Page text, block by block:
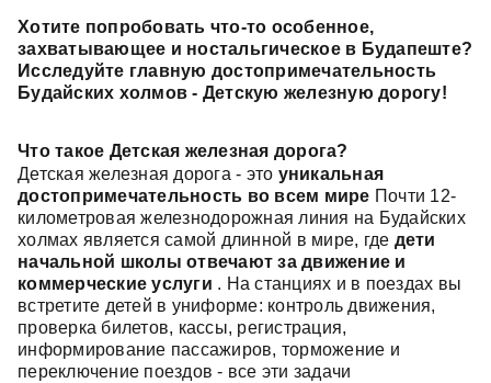
Хотите попробовать что-то особенное,
захватывающее и ностальгическое в Будапеште?
Исследуйте главную достопримечательность
Будайских холмов - Детскую железную дорогу!
Что такое Детская железная дорога?
Детская железная дорога - это уникальная
достопримечательность во всем мире Почти 12-
километровая железнодорожная линия на Будайских
холмах является самой длинной в мире, где дети
начальной школы отвечают за движение и
коммерческие услуги . На станциях и в поездах вы
встретите детей в униформе: контроль движения,
проверка билетов, кассы, регистрация,
информирование пассажиров, торможение и
переключение поездов - все эти задачи